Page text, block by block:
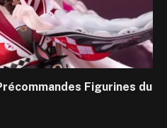
Figurines du